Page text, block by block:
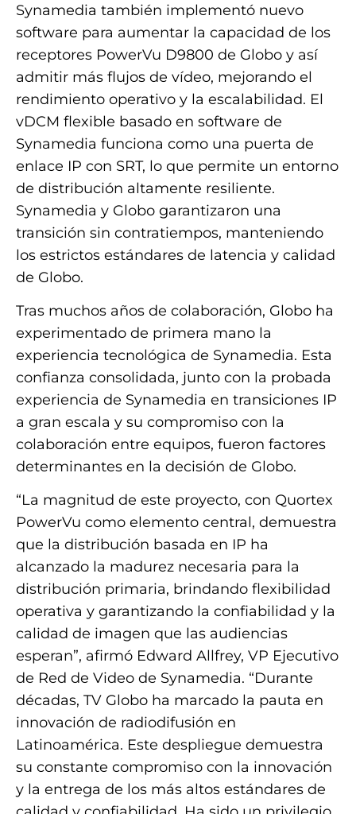
Synamedia también implementó nuevo
software para aumentar la capacidad de los
receptores PowerVu D9800 de Globo y así
admitir más flujos de vídeo, mejorando el
rendimiento operativo y la escalabilidad. El
vDCM flexible basado en software de
Synamedia funciona como una puerta de
enlace IP con SRT, lo que permite un entorno
de distribución altamente resiliente.
Synamedia y Globo garantizaron una
transición sin contratiempos, manteniendo
los estrictos estándares de latencia y calidad
de Globo.
Tras muchos años de colaboración, Globo ha
experimentado de primera mano la
experiencia tecnológica de Synamedia. Esta
confianza consolidada, junto con la probada
experiencia de Synamedia en transiciones IP
a gran escala y su compromiso con la
colaboración entre equipos, fueron factores
determinantes en la decisión de Globo.
“La magnitud de este proyecto, con Quortex
PowerVu como elemento central, demuestra
que la distribución basada en IP ha
alcanzado la madurez necesaria para la
distribución primaria, brindando flexibilidad
operativa y garantizando la confiabilidad y la
calidad de imagen que las audiencias
esperan”, afirmó Edward Allfrey, VP Ejecutivo
de Red de Video de Synamedia. “Durante
décadas, TV Globo ha marcado la pauta en
innovación de radiodifusión en
Latinoamérica. Este despliegue demuestra
su constante compromiso con la innovación
y la entrega de los más altos estándares de